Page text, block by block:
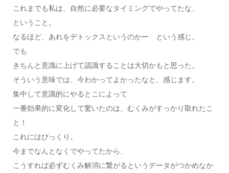
これまでも私は、自然に必要なタイミングでやってたな、
ということ。
なるほど、あれをデトックスというのかー という感じ。
でも
きちんと意識に上げて認識することは大切かもと思った。
そういう意味では、今わかってよかったなと、感じます。
集中して意識的にやるとこによって
一番効果的に変化して驚いたのは、むくみがすっかり取れたこ
と！
これにはびっくり。
今までなんとなくでやってたから、
こうすれば必ずむくみ解消に繋がるというデータがつかめなか